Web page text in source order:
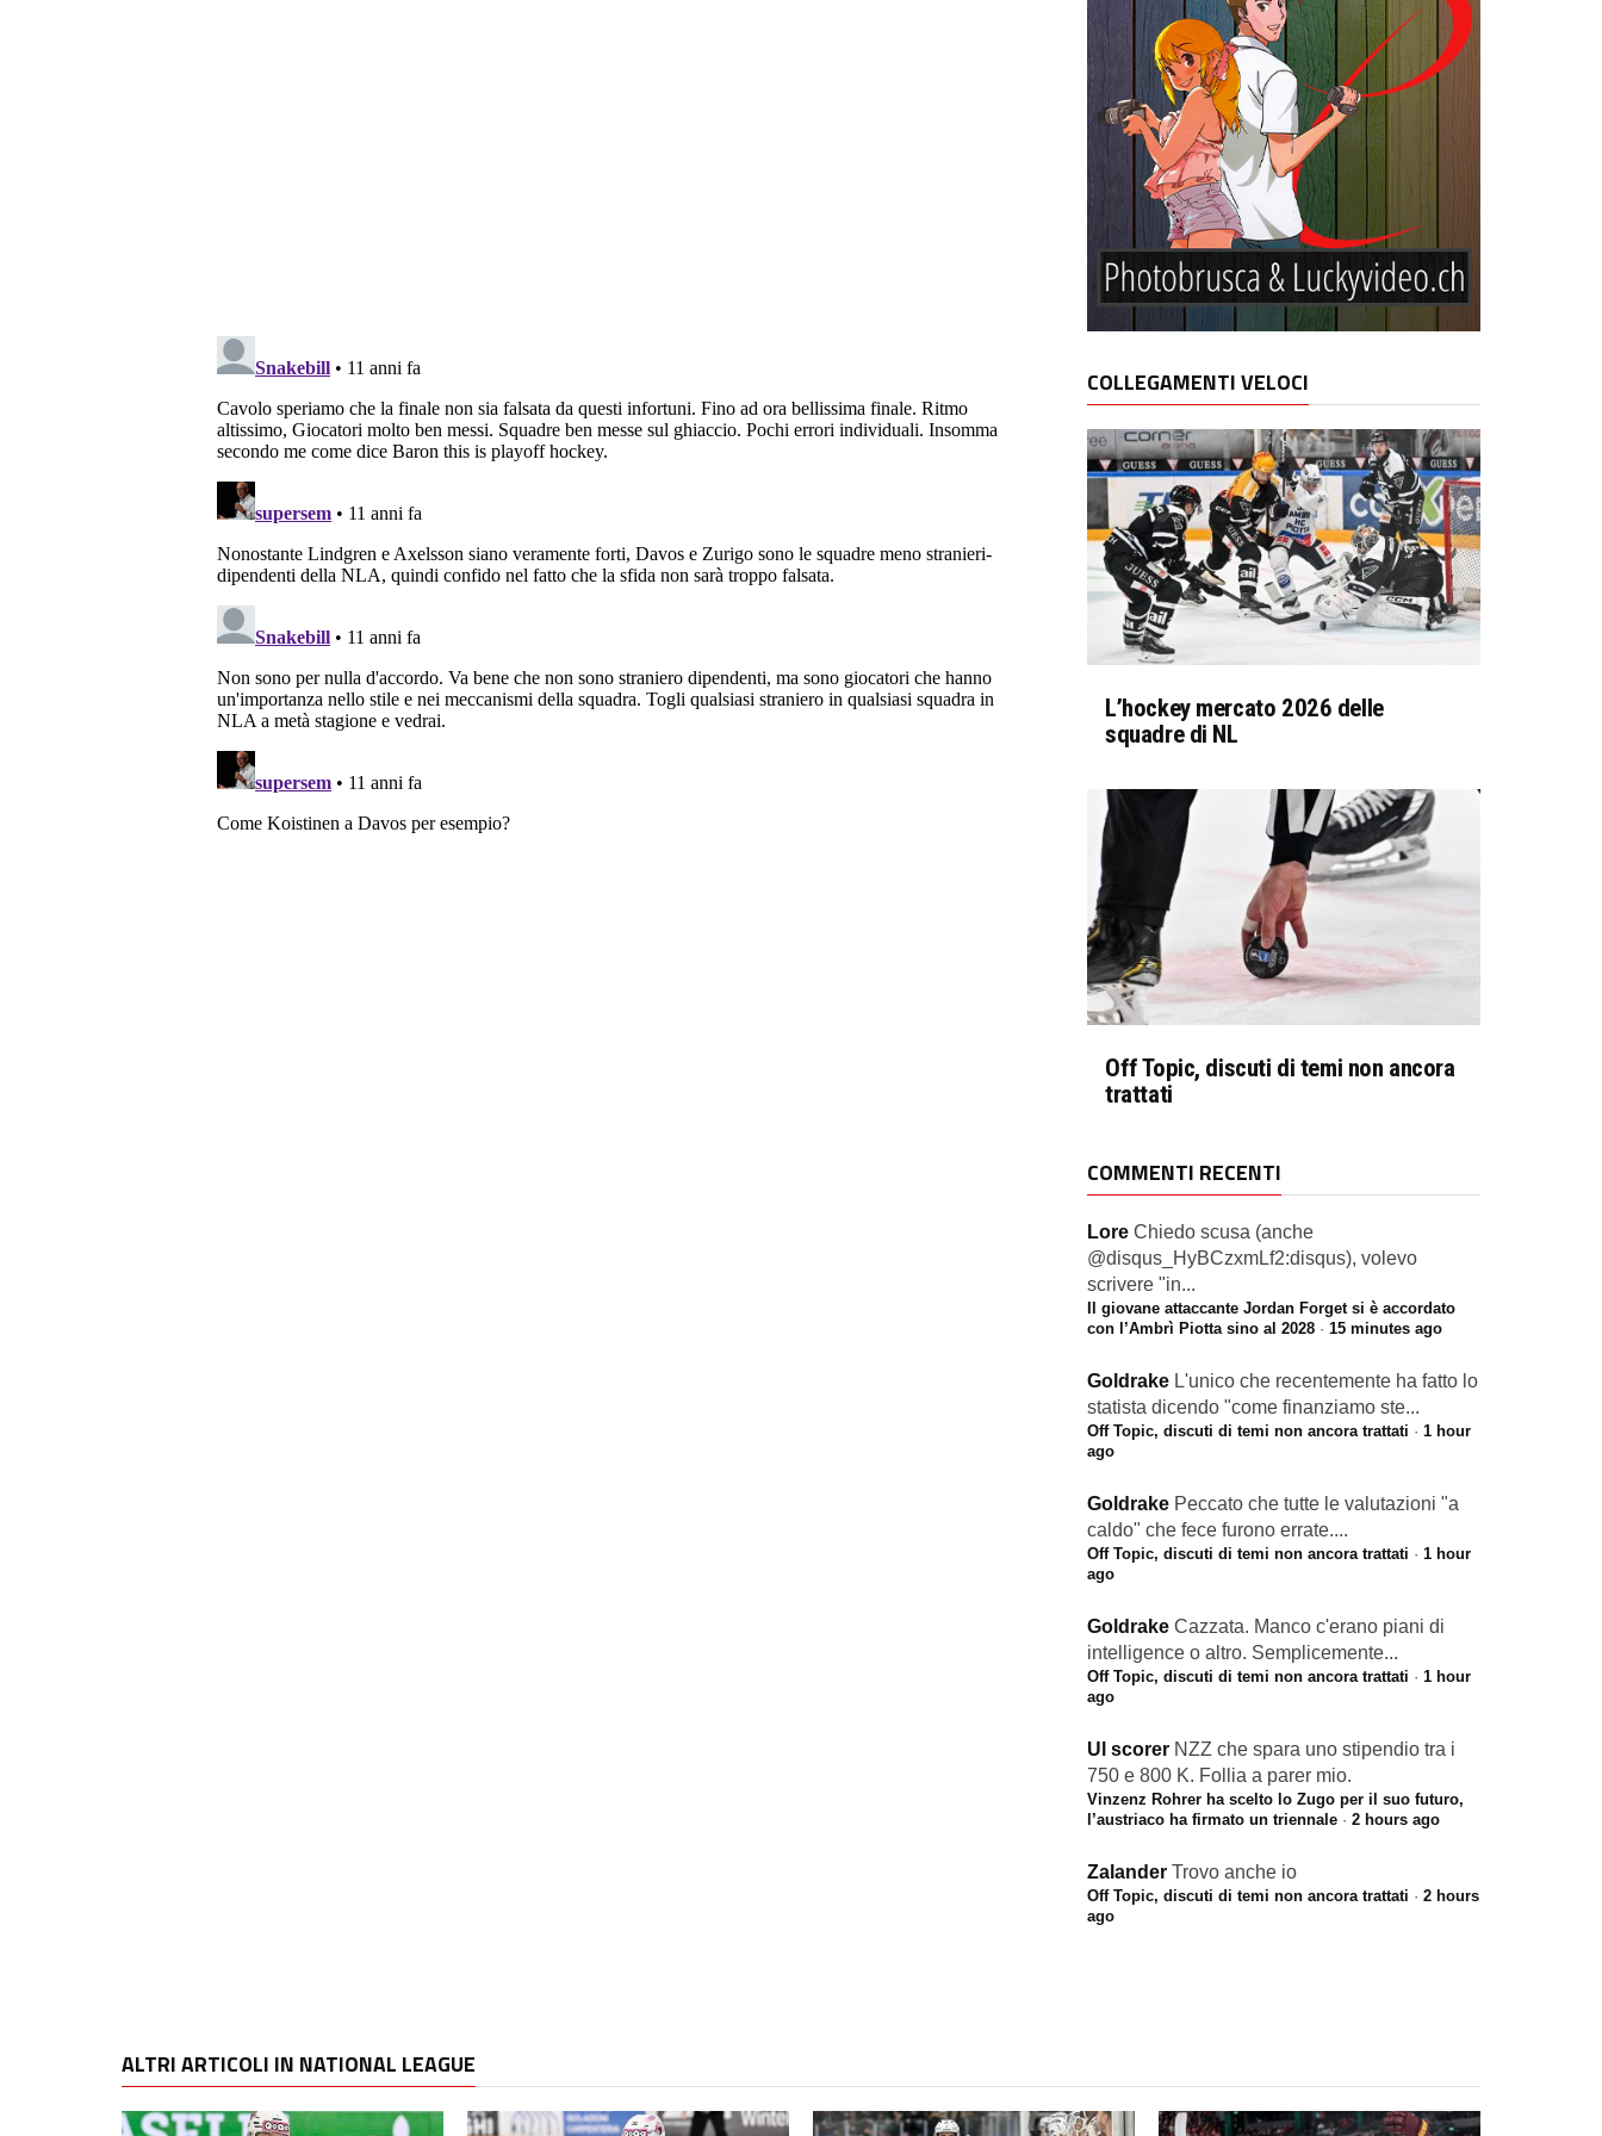
COLLEGAMENTI VELOCI
L’hockey mercato 2026 delle
squadre di NL
Off Topic, discuti di temi non ancora
trattati
COMMENTI RECENTI
Lore Chiedo scusa (anche
@disqus_HyBCzxmLf2:disqus), volevo
scrivere "in...
Il giovane attaccante Jordan Forget si è accordato
con l’Ambrì Piotta sino al 2028 · 15 minutes ago
Goldrake L'unico che recentemente ha fatto lo
statista dicendo "come finanziamo ste...
Off Topic, discuti di temi non ancora trattati · 1 hour
ago
Goldrake Peccato che tutte le valutazioni "a
caldo" che fece furono errate....
Off Topic, discuti di temi non ancora trattati · 1 hour
ago
Goldrake Cazzata. Manco c'erano piani di
intelligence o altro. Semplicemente...
Off Topic, discuti di temi non ancora trattati · 1 hour
ago
Ul scorer NZZ che spara uno stipendio tra i
750 e 800 K. Follia a parer mio.
Vinzenz Rohrer ha scelto lo Zugo per il suo futuro,
l’austriaco ha firmato un triennale · 2 hours ago
Zalander Trovo anche io
Off Topic, discuti di temi non ancora trattati · 2 hours
ago
ALTRI ARTICOLI IN NATIONAL LEAGUE